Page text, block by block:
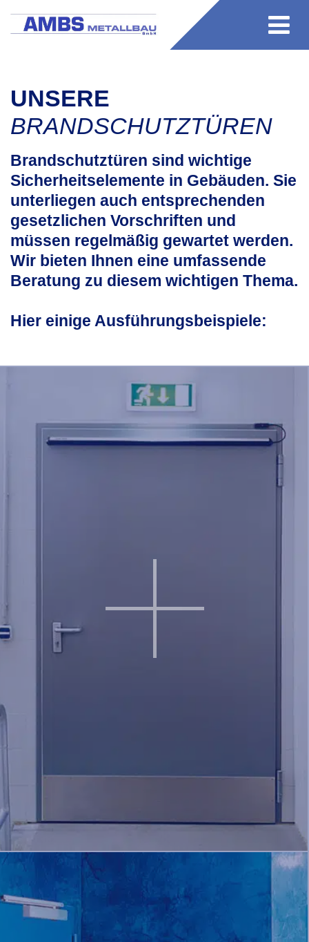
UNSERE
BRANDSCHUTZTÜREN
Brandschutztüren sind wichtige
Sicherheitselemente in Gebäuden. Sie
unterliegen auch entsprechenden
gesetzlichen Vorschriften und
müssen regelmäßig gewartet werden.
Wir bieten Ihnen eine umfassende
Beratung zu diesem wichtigen Thema.
Hier einige Ausführungsbeispiele: